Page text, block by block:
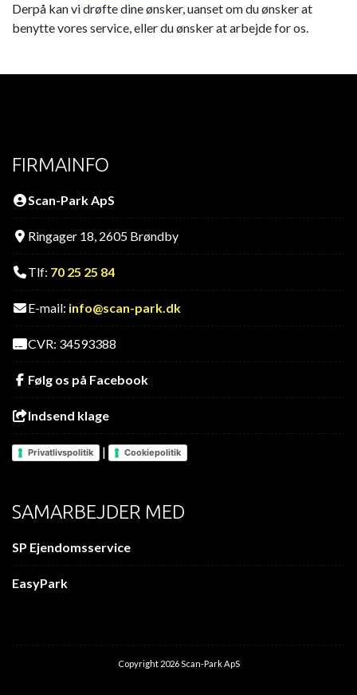
Derpå kan vi drøfte dine ønsker, uanset om du ønsker at
benytte vores service, eller du ønsker at arbejde for os.​
FIRMAINFO
Scan-Park ApS
Ringager 18, 2605 Brøndby
Tlf: 70 25 25 84
E-mail: info@scan-park.dk
CVR: 34593388
Følg os på Facebook
Indsend klage
Privatlivspolitik | Cookiepolitik
SAMARBEJDER MED
SP Ejendomsservice
EasyPark
Copyright 2026 Scan-Park ApS